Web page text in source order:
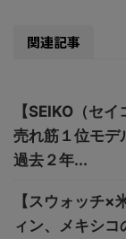
関連記事
【SEIKO（セ
売れ筋１位モデ
過去２年...
【スウォッチ×
ィン、メキシ